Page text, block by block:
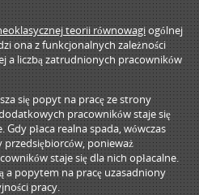
teorii równowagiogólnej
ona z funkcjonalnych zależności
a liczbą zatrudnionych pracowników
się popyt na pracę ze strony
pracowników staje się
płaca realna spada, wówczas
ponieważ
staje się dla nich opłacalne.
a popytem na pracę uzasadniony
pracy.